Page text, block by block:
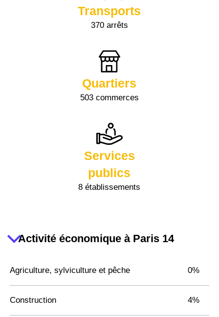
Transports
370 arrêts
Quartiers
503 commerces
Services
publics
8 établissements
Activité économique à Paris 14
Agriculture, sylviculture et pêche 0%
Construction 4%